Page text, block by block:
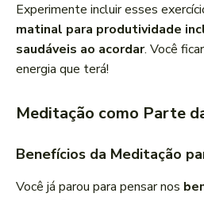
Experimente incluir esses
matinal para produtividade
saudáveis ao acordar. Você
energia que terá!
Meditação como Parte
Benefícios da Meditação
Você já parou para pensar nos